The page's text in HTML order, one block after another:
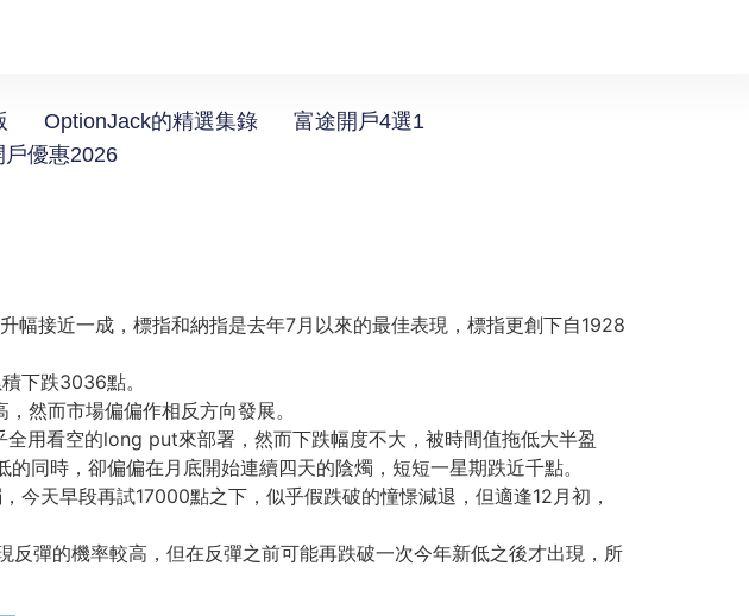
OptionJack的精選集錄
富途開戶4選1
戶優惠2026
接近一成，標指和納指是去年7月以來的最佳表現， 標指更創下自1928
下跌3036點。
然而市場偏偏作相反方向發展。
用看空的long put來部署，然而下跌幅度不大，被時間值拖低大半盈
的同時， 卻偏偏在月底開始連續四天的陰燭，短短一星期跌近千點。
今天早段再試17000點之下，似乎假跌破的憧憬減退， 但適逢12月初，
反彈的機率較高， 但在反彈之前可能再跌破一次今年新低之後才出現， 所